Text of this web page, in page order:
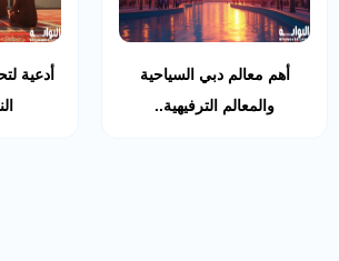
أهم معالم دبي السياحية
والمعالم الترفيهية..
أدعية